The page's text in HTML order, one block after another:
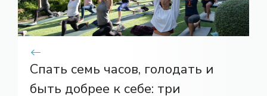
Спать семь часов, голодать и
быть добрее к себе: три